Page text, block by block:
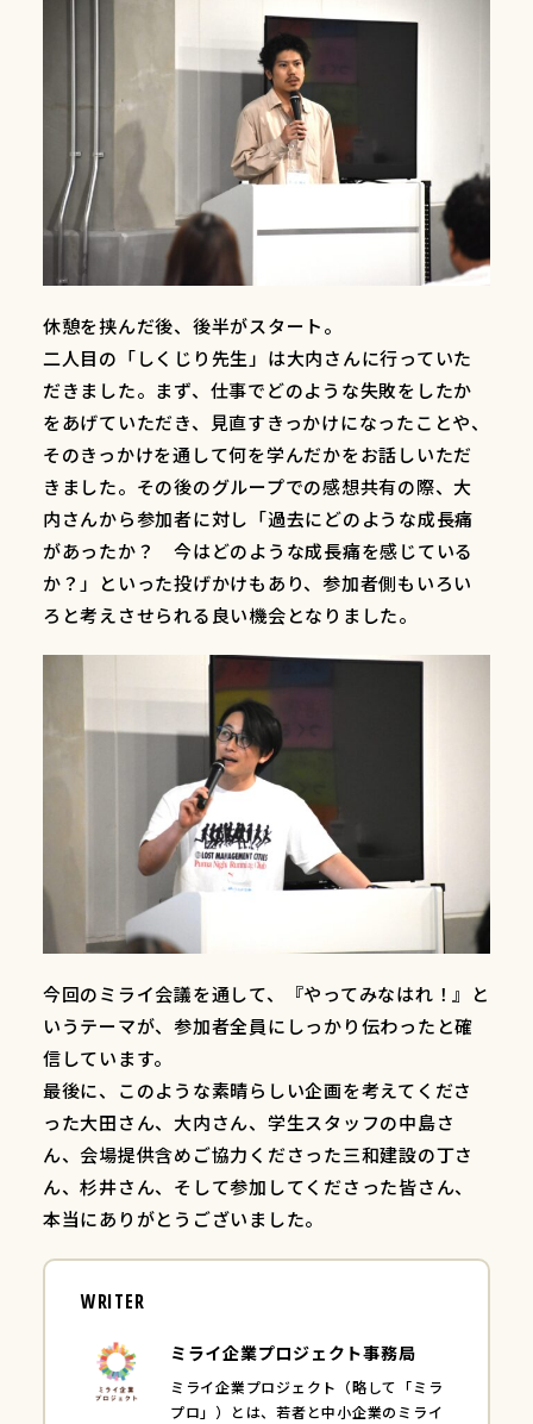
休憩を挟んだ後、後半がスタート。
二人目の「しくじり先生」は大内さんに行っていた
だきました。まず、仕事でどのような失敗をしたか
をあげていただき、見直すきっかけになったことや、
そのきっかけを通して何を学んだかをお話しいただ
きました。その後のグループでの感想共有の際、大
内さんから参加者に対し「過去にどのような成長痛
があったか？ 今はどのような成長痛を感じている
か？」といった投げかけもあり、参加者側もいろい
ろと考えさせられる良い機会となりました。
今回のミライ会議を通して、『やってみなはれ！』と
いうテーマが、参加者全員にしっかり伝わったと確
信しています。
最後に、このような素晴らしい企画を考えてくださ
った大田さん、大内さん、学生スタッフの中島さ
ん、会場提供含めご協力くださった三和建設の丁さ
ん、杉井さん、そして参加してくださった皆さん、
本当にありがとうございました。
WRITER
ミライ企業プロジェクト事務局
ミライ企業プロジェクト（略して「ミラ
プロ」）とは、若者と中小企業のミライ